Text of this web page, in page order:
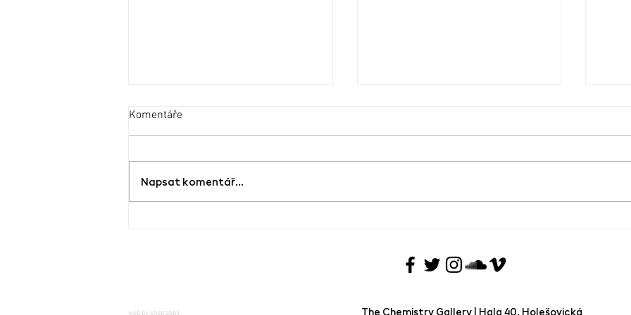
Komentáře
Napsat komentář...
The Chemistry Gallery | Hala 40, Holešovická